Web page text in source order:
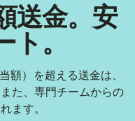
送金。安
。
額）を超える送金は、
た、専門チームからの
ます。